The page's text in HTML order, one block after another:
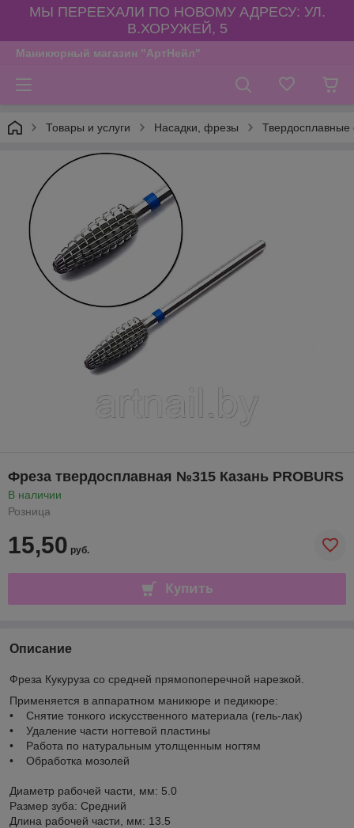
МЫ ПЕРЕЕХАЛИ ПО НОВОМУ АДРЕСУ: УЛ.
В.ХОРУЖЕЙ, 5
Маникюрный магазин "АртНейл"
Товары и услуги Насадки, фрезы
Фреза твердосплавная №315 Казань PROBURS
В наличии
Розница
15,50 руб.
Купить
Описание
Фреза Кукуруза со средней прямопоперечной нарезкой.
Применяется в аппаратном маникюре и педикюре:
• Снятие тонкого искусственного материала (гель-лак)
• Удаление части ногтевой пластины
• Работа по натуральным утолщенным ногтям
• Обработка мозолей
Диаметр рабочей части, мм: 5.0
Размер зуба: Средний
Длина рабочей части, мм: 13.5